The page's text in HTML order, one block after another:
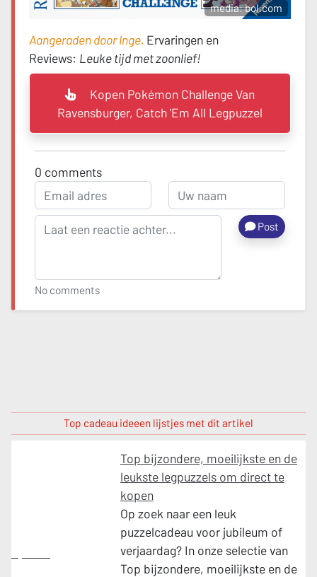
media: bol.com
Aangeraden door Inge. Ervaringen en
Reviews: Leuke tijd met zoonlief!
Kopen Pokémon Challenge Van
Ravensburger, Catch 'Em All Legpuzzel
0 comments
Post
No comments
Top cadeau ideeen lijstjes met dit artikel
Top bijzondere, moeilijkste en de
leukste legpuzzels om direct te
kopen
Op zoek naar een leuk
puzzelcadeau voor jubileum of
verjaardag? In onze selectie van
Top bijzondere, moeilijkste en de